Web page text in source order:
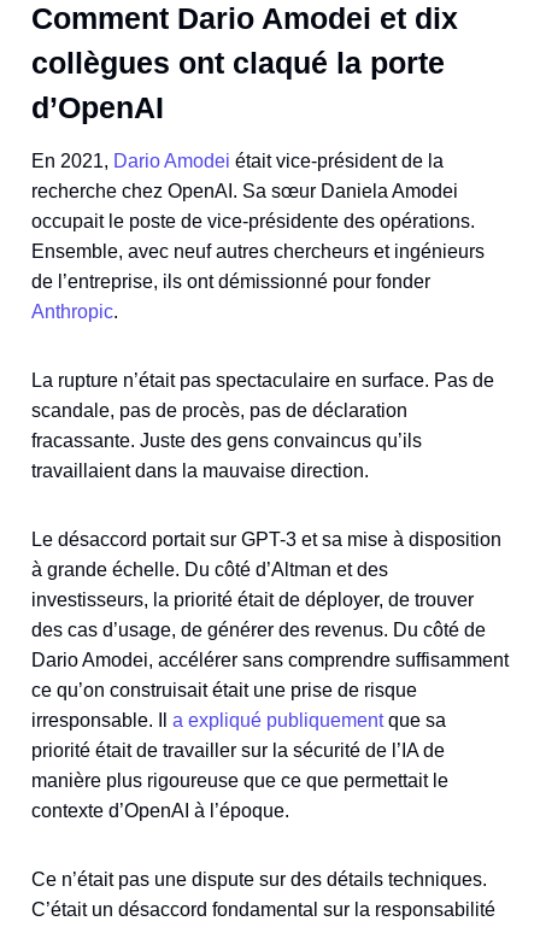
Comment Dario Amodei et dix
collègues ont claqué la porte
d’OpenAI
En 2021, Dario Amodei était vice-président de la
recherche chez OpenAI. Sa sœur Daniela Amodei
occupait le poste de vice-présidente des opérations.
Ensemble, avec neuf autres chercheurs et ingénieurs
de l’entreprise, ils ont démissionné pour fonder
Anthropic.
La rupture n’était pas spectaculaire en surface. Pas de
scandale, pas de procès, pas de déclaration
fracassante. Juste des gens convaincus qu’ils
travaillaient dans la mauvaise direction.
Le désaccord portait sur GPT-3 et sa mise à disposition
à grande échelle. Du côté d’Altman et des
investisseurs, la priorité était de déployer, de trouver
des cas d’usage, de générer des revenus. Du côté de
Dario Amodei, accélérer sans comprendre suffisamment
ce qu’on construisait était une prise de risque
irresponsable. Il a expliqué publiquementque sa
priorité était de travailler sur la sécurité de l’IA de
manière plus rigoureuse que ce que permettait le
contexte d’OpenAI à l’époque.
Ce n’était pas une dispute sur des détails techniques.
C’était un désaccord fondamental sur la responsabilité